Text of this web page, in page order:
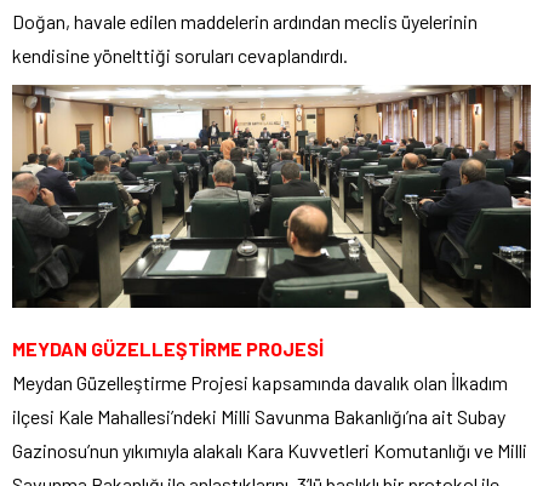
Doğan, havale edilen maddelerin ardından meclis üyelerinin
kendisine yönelttiği soruları cevaplandırdı.
MEYDAN GÜZELLEŞTİRME PROJESİ
Meydan Güzelleştirme Projesi kapsamında davalık olan İlkadım
ilçesi Kale Mahallesi’ndeki Milli Savunma Bakanlığı’na ait Subay
Gazinosu’nun yıkımıyla alakalı Kara Kuvvetleri Komutanlığı ve Milli